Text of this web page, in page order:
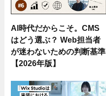
AI時代だからこそ。CMS
はどう選ぶ？ Web担当者
が迷わないための判断基準
【2026年版】